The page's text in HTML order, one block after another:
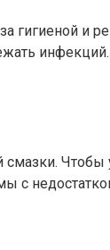
гигиеной и
с